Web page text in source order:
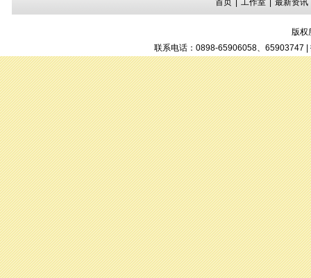
首页 工作室 最新资讯
版权
联系电话：0898-65906058、65903747